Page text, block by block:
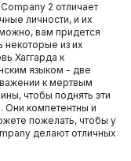
2 отличает
личности, и их
вам придется
некоторые из их
Хаггарда к
языком - две
к мертвым
чтобы поднять эти
компетентны и
пожелать, чтобы у
делают отличных